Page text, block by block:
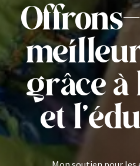
grâce à
et